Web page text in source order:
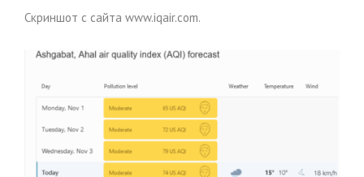
Скриншот с сайта www.iqair.com.